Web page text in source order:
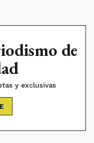
de
y exclusivas